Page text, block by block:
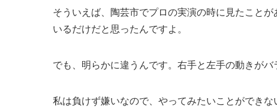
そういえば、陶芸市でプロの実演の時に見たこと
いるだけだと思ったんですよ。
でも、明らかに違うんです。右手と左手の動きがバ
私は負けず嫌いなので、やってみたいことができ